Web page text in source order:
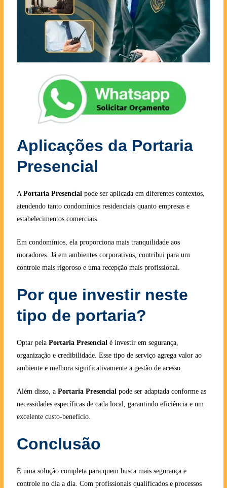
Aplicações da Portaria
Presencial
A Portaria Presencial pode ser aplicada em diferentes contextos,
atendendo tanto condomínios residenciais quanto empresas e
estabelecimentos comerciais.
Em condomínios, ela proporciona mais tranquilidade aos
moradores. Já em ambientes corporativos, contribui para um
controle mais rigoroso e uma recepção mais profissional.
Por que investir neste
tipo de portaria?
Optar pela Portaria Presencial é investir em segurança,
organização e credibilidade. Esse tipo de serviço agrega valor ao
ambiente e melhora significativamente a gestão de acesso.
Além disso, a Portaria Presencial pode ser adaptada conforme as
necessidades específicas de cada local, garantindo eficiência e um
excelente custo-benefício.
Conclusão
É uma solução completa para quem busca mais segurança e
controle no dia a dia. Com profissionais qualificados e processos